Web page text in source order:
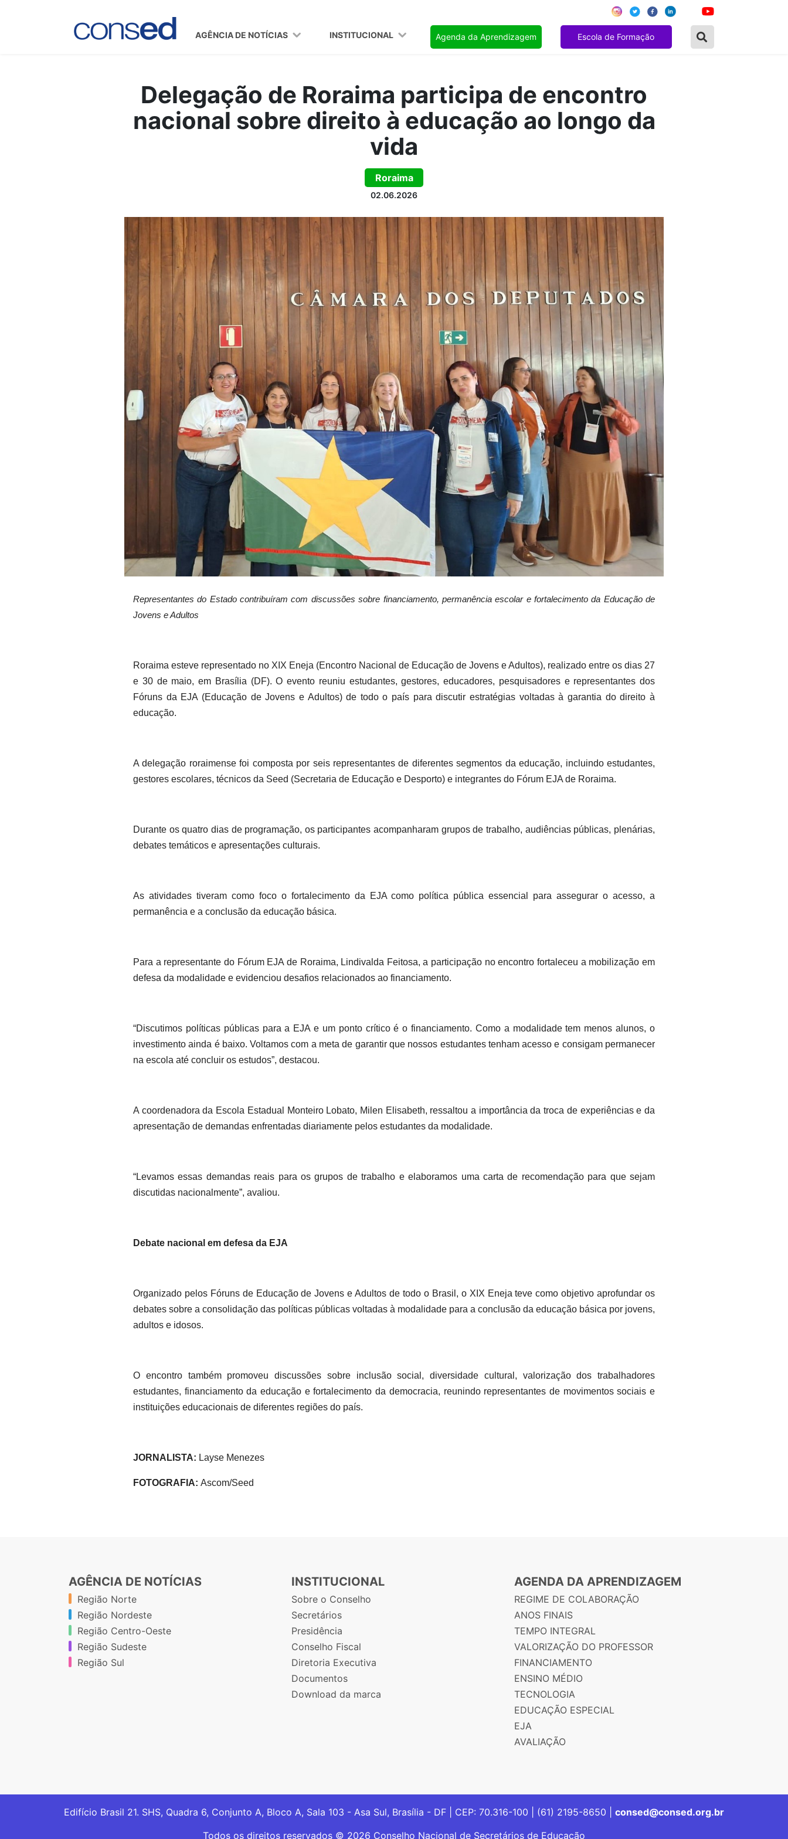
AGÊNCIA DE NOTÍCIAS INSTITUCIONAL Agenda da Aprendizagem Escola de Formação
Delegação de Roraima participa de encontro
nacional sobre direito à educação ao longo da
vida
Roraima
02.06.2026
Representantes do Estado contribuíram com discussões sobre financiamento, permanência escolar e fortalecimento da Educação de
Jovens e Adultos
Roraima esteve representado no XIX Eneja (Encontro Nacional de Educação de Jovens e Adultos), realizado entre os dias 27
e 30 de maio, em Brasília (DF). O evento reuniu estudantes, gestores, educadores, pesquisadores e representantes dos
Fóruns da EJA (Educação de Jovens e Adultos) de todo o país para discutir estratégias voltadas à garantia do direito à
educação.
A delegação roraimense foi composta por seis representantes de diferentes segmentos da educação, incluindo estudantes,
gestores escolares, técnicos da Seed (Secretaria de Educação e Desporto) e integrantes do Fórum EJA de Roraima.
Durante os quatro dias de programação, os participantes acompanharam grupos de trabalho, audiências públicas, plenárias,
debates temáticos e apresentações culturais.
As atividades tiveram como foco o fortalecimento da EJA como política pública essencial para assegurar o acesso, a
permanência e a conclusão da educação básica.
Para a representante do Fórum EJA de Roraima, Lindivalda Feitosa, a participação no encontro fortaleceu a mobilização em
defesa da modalidade e evidenciou desafios relacionados ao financiamento.
“Discutimos políticas públicas para a EJA e um ponto crítico é o financiamento. Como a modalidade tem menos alunos, o
investimento ainda é baixo. Voltamos com a meta de garantir que nossos estudantes tenham acesso e consigam permanecer
na escola até concluir os estudos”, destacou.
A coordenadora da Escola Estadual Monteiro Lobato, Milen Elisabeth, ressaltou a importância da troca de experiências e da
apresentação de demandas enfrentadas diariamente pelos estudantes da modalidade.
“Levamos essas demandas reais para os grupos de trabalho e elaboramos uma carta de recomendação para que sejam
discutidas nacionalmente”, avaliou.
Debate nacional em defesa da EJA
Organizado pelos Fóruns de Educação de Jovens e Adultos de todo o Brasil, o XIX Eneja teve como objetivo aprofundar os
debates sobre a consolidação das políticas públicas voltadas à modalidade para a conclusão da educação básica por jovens,
adultos e idosos.
O encontro também promoveu discussões sobre inclusão social, diversidade cultural, valorização dos trabalhadores
estudantes, financiamento da educação e fortalecimento da democracia, reunindo representantes de movimentos sociais e
instituições educacionais de diferentes regiões do país.
JORNALISTA: Layse Menezes
FOTOGRAFIA: Ascom/Seed
AGÊNCIA DE NOTÍCIAS
Região Norte
Região Nordeste
Região Centro-Oeste
Região Sudeste
Região Sul
INSTITUCIONAL
Sobre o Conselho
Secretários
Presidência
Conselho Fiscal
Diretoria Executiva
Documentos
Download da marca
AGENDA DA APRENDIZAGEM
REGIME DE COLABORAÇÃO
ANOS FINAIS
TEMPO INTEGRAL
VALORIZAÇÃO DO PROFESSOR
FINANCIAMENTO
ENSINO MÉDIO
TECNOLOGIA
EDUCAÇÃO ESPECIAL
EJA
AVALIAÇÃO
Edifício Brasil 21. SHS, Quadra 6, Conjunto A, Bloco A, Sala 103 - Asa Sul, Brasília - DF | CEP: 70.316-100 | (61) 2195-8650 | consed@consed.org.br
Todos os direitos reservados © 2026 Conselho Nacional de Secretários de Educação